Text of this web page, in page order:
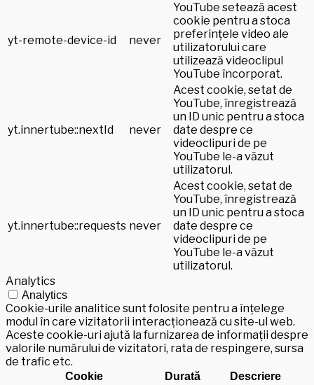
yt-remote-device-id never
YouTube setează acest
cookie pentru a stoca
preferințele video ale
utilizatorului care
utilizează videoclipul
YouTube încorporat.
yt.innertube::nextId never
Acest cookie, setat de
YouTube, înregistrează
un ID unic pentru a stoca
date despre ce
videoclipuri de pe
YouTube le-a văzut
utilizatorul.
yt.innertube::requests never
Acest cookie, setat de
YouTube, înregistrează
un ID unic pentru a stoca
date despre ce
videoclipuri de pe
YouTube le-a văzut
utilizatorul.
Analytics
Analytics
Cookie-urile analitice sunt folosite pentru a înțelege
modul în care vizitatorii interacționează cu site-ul web.
Aceste cookie-uri ajută la furnizarea de informații despre
valorile numărului de vizitatori, rata de respingere, sursa
de trafic etc.
Cookie Durată Descriere